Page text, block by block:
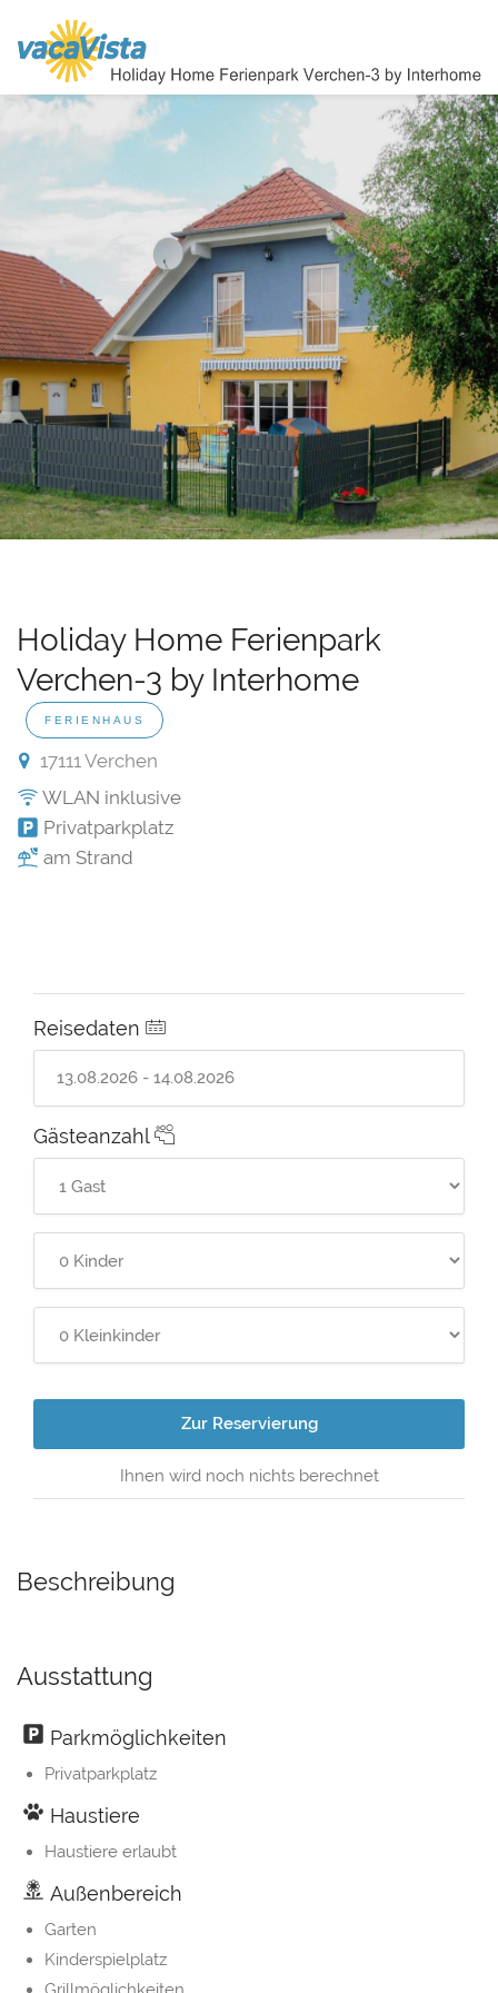
Holiday Home Ferienpark
Verchen-3 by Interhome
FERIENHAUS
17111 Verchen
WLAN inklusive
Privatparkplatz
am Strand
Reisedaten
Gästeanzahl
Zur Reservierung
Ihnen wird noch nichts berechnet
Beschreibung
Ausstattung
Parkmöglichkeiten
Privatparkplatz
Haustiere
Haustiere erlaubt
Außenbereich
Garten
Kinderspielplatz